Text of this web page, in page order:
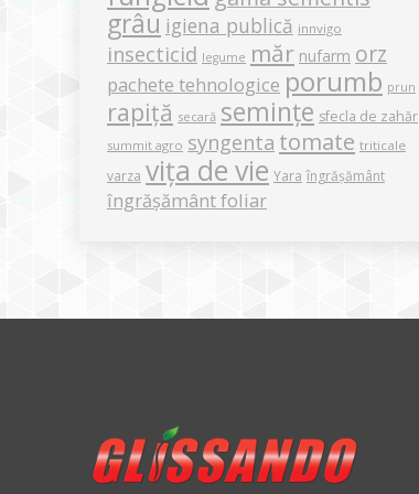
grâu igiena publică innvigo
insecticid legume măr nufarm orz
pachete tehnologice porumb prun
rapiță secară semințe sfecla de zahăr
summit agro syngenta tomate triticale
varza vița de vie Yara îngrășământ
îngrășământ foliar